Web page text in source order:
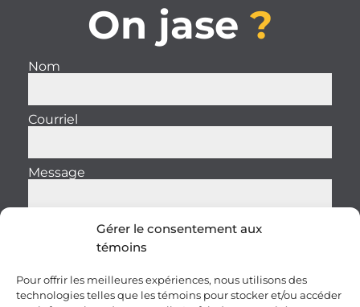
Gérer le consentement aux
témoins
Pour offrir les meilleures expériences, nous utilisons des
technologies telles que les témoins pour stocker et/ou accéder
On jase ?
Nom
Courriel
Message
Envoyer